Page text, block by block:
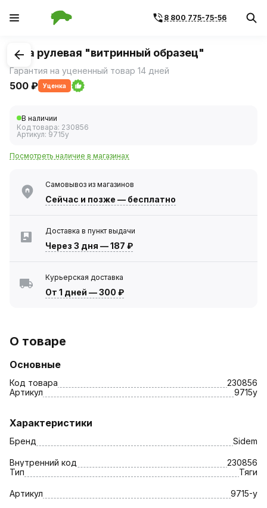
8 800 775-75-56
1/1
Тяга рулевая "витринный образец"
Гарантия на уцененный товар 14 дней
500 ₽ Уценка
В наличии
Код товара: 230856
Артикул: 9715у
Посмотреть наличие в магазинах
Самовывоз из магазинов
Сейчас и позже — бесплатно
Доставка в пункт выдачи
Через 3 дня —187 ₽
Курьерская доставка
От 1 дней —300 ₽
О товаре
Основные
Код товара
230856
Артикул
9715у
Характеристики
Бренд Sidem
Внутренний код
230856
Тип
Тяги
Артикул 9715-у